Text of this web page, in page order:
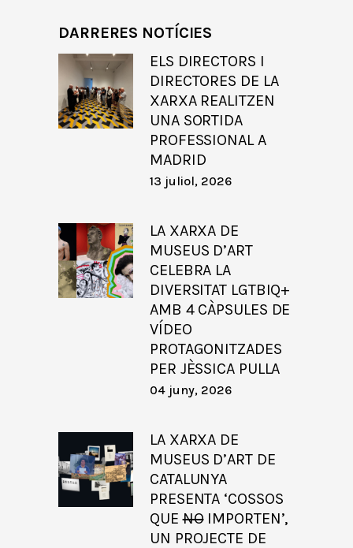
DARRERES NOTÍCIES
ELS DIRECTORS I
DIRECTORES DE LA
XARXA REALITZEN
UNA SORTIDA
PROFESSIONAL A
MADRID
13 juliol, 2026
LA XARXA DE
MUSEUS D’ART
CELEBRA LA
DIVERSITAT LGTBIQ+
AMB 4 CÀPSULES DE
VÍDEO
PROTAGONITZADES
PER JÈSSICA PULLA
04 juny, 2026
LA XARXA DE
MUSEUS D’ART DE
CATALUNYA
PRESENTA ‘COSSOS
QUENOIMPORTEN’,
UN PROJECTE DE